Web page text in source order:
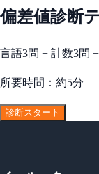
偏差値診断
言語3問 + 計数3問
所要時間：約5分
診断スタート